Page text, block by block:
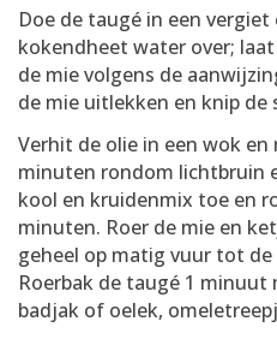
Doe de taugé in een
kokendheet water over;
de mie volgens de
de mie uitlekken en knip
Verhit de olie in een wok en
minuten rondom lichtbruin
kool en kruidenmix toe en
minuten. Roer de mie en
geheel op matig vuur tot
Roerbak de taugé 1 minuut
badjak of oelek,